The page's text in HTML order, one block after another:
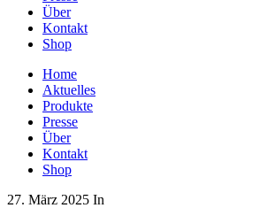
Über
Kontakt
Shop
Home
Aktuelles
Produkte
Presse
Über
Kontakt
Shop
27. März 2025 In